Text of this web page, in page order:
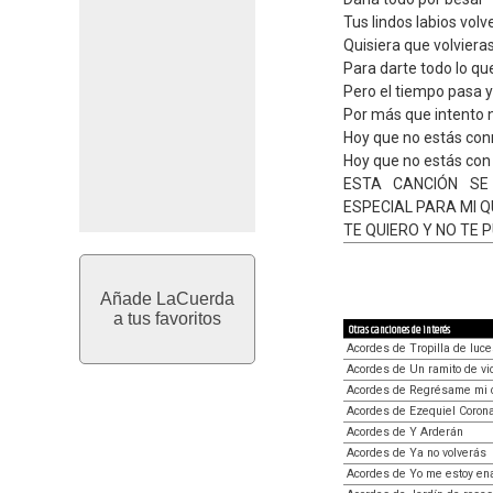
Añade LaCuerda
a tus favoritos
Tus lindos labios
Quisiera que
Para darte todo lo
Pero el tiempo pasa
Por más que intento
Hoy que no estás
Hoy que no estás
ESTA CANCIÓN
ESPECIAL PARA MI
TE QUIERO Y NO TE
Otras canciones de interés
Acordes de Tropilla de
Acordes de Un ramito de
Acordes de Regrésame mi
Acordes de Ezequiel
Acordes de Y Arderán
Acordes de Ya no volverás
Acordes de Yo me estoy